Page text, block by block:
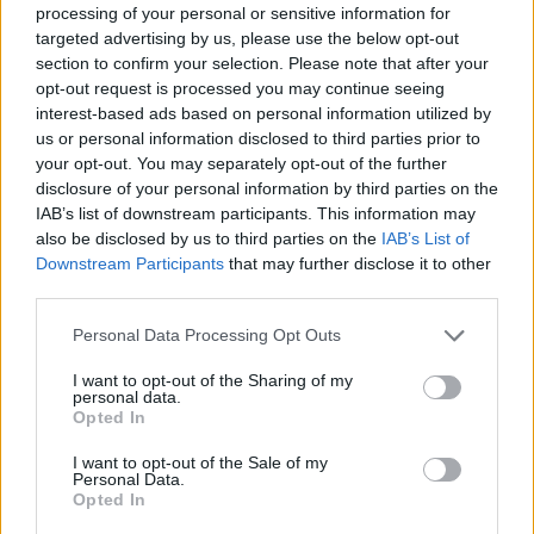
processing of your personal or sensitive information for
targeted advertising by us, please use the below opt-out
section to confirm your selection. Please note that after your
opt-out request is processed you may continue seeing
interest-based ads based on personal information utilized by
us or personal information disclosed to third parties prior to
your opt-out. You may separately opt-out of the further
disclosure of your personal information by third parties on the
IAB’s list of downstream participants. This information may
also be disclosed by us to third parties on the IAB’s List of
Downstream Participants that may further disclose it to other
Personal Data Processing Opt Outs
I want to opt-out of the Sharing of my
personal data.
Opted In
I want to opt-out of the Sale of my
Personal Data.
Opted In
Wie blijven er nog over?
David Hancko (Slowakije)
Leo Sauer (Slowakije)
Gernot Trauner (Oostenrijk)
Ahmetcan Kaplan (Turkije)
Johan Bakayoko (België)
Joey Veerman (Nederland)
Jerdy Schouten (Nederland)
Brian Brobbey (Nederland)
Steven Bergwijn (Nederland)
Justin Bijlow (Nederland)
Alles over Oranje op het EK: wat moet je weten als
fan in Dortmund?
Wie waren de topscorers op de laatste vijf EK's?
(update)